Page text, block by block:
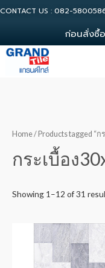
CONTACT US : 082-
อนสงซอส
Home/ Products tagged “ก
กระเบื้อง
Showing 1–12 of 31